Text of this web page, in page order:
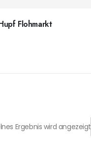
Flohmarkt
Ergebnis wird angezeigt